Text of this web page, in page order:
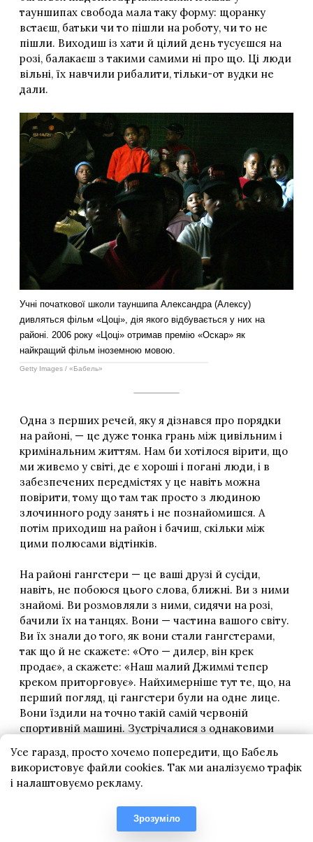
Усе гаразд, просто хочемо попередити, що Бабель
використовує файли cookies. Так ми аналізуємо трафік
і налаштовуємо рекламу.
Зрозуміло